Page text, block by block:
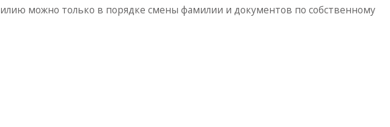
можно только в порядке смены фамилии и документов по собственному